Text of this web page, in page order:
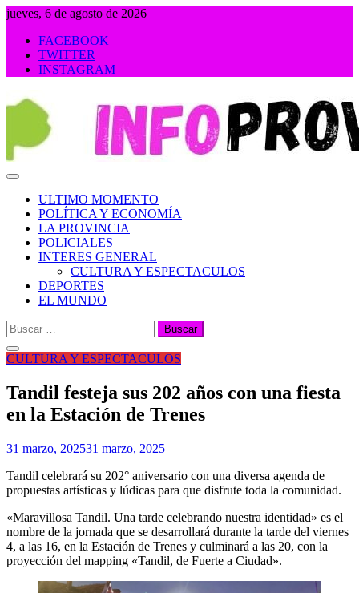
Saltar
contenido
jueves, 6 de agosto de 2026
FACEBOOK
TWITTER
INSTAGRAM
ULTIMO MOMENTO
POLÍTICA Y ECONOMÍA
LA PROVINCIA
POLICIALES
INTERES GENERAL
CULTURA Y ESPECTACULOS
DEPORTES
EL MUNDO
Buscar:
CULTURA Y ESPECTACULOS
Tandil festeja sus 202 años con una fiesta
en la Estación de Trenes
31 marzo, 202531 marzo, 2025
Tandil celebrará su 202° aniversario con una diversa agenda de
propuestas artísticas y lúdicas para que disfrute toda la comunidad.
«Maravillosa Tandil. Una tarde celebrando nuestra identidad» es el
nombre de la jornada que se desarrollará durante la tarde del viernes
4, a las 16, en la Estación de Trenes y culminará a las 20, con la
proyección del mapping «Tandil, de Fuerte a Ciudad».